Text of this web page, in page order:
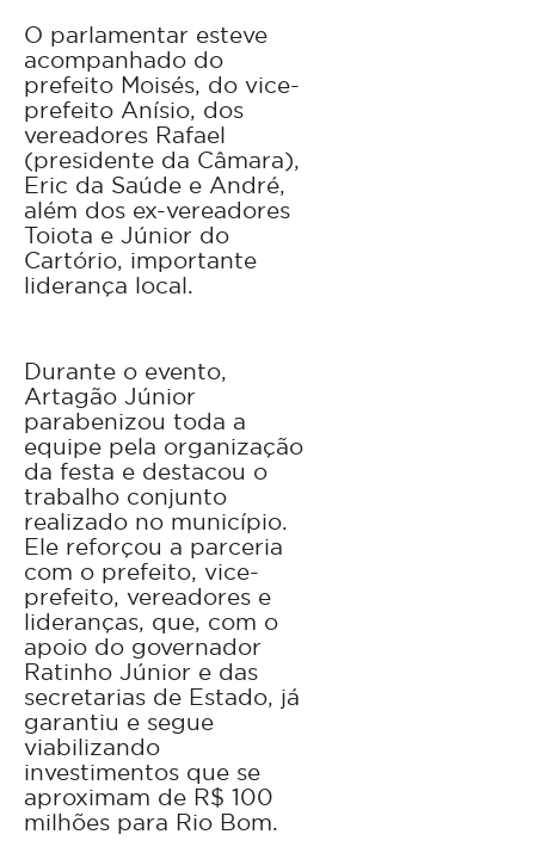
O parlamentar esteve
acompanhado do
prefeito Moisés, do vice-
prefeito Anísio, dos
vereadores Rafael
(presidente da Câmara),
Eric da Saúde e André,
além dos ex-vereadores
Toiota e Júnior do
Cartório, importante
liderança local.
Durante o evento,
Artagão Júnior
parabenizou toda a
equipe pela organização
da festa e destacou o
trabalho conjunto
realizado no município.
Ele reforçou a parceria
com o prefeito, vice-
prefeito, vereadores e
lideranças, que, com o
apoio do governador
Ratinho Júnior e das
secretarias de Estado, já
garantiu e segue
viabilizando
investimentos que se
aproximam de R$ 100
milhões para Rio Bom.